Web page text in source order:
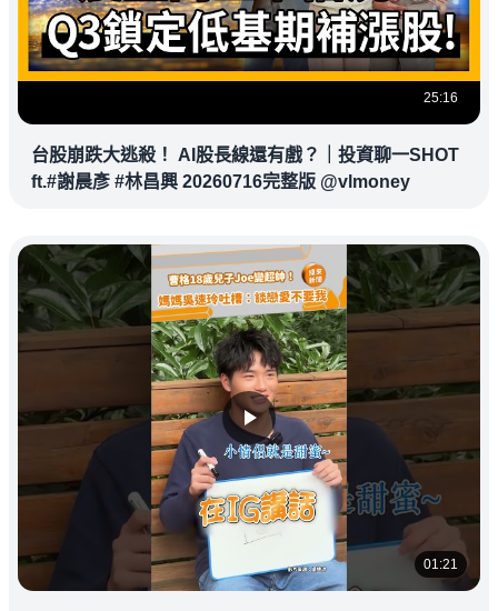
25:16
台股崩跌大逃殺！ AI股長線還有戲？｜投資聊一SHOT
ft.#謝晨彥 #林昌興 20260716完整版 @vlmoney
01:21